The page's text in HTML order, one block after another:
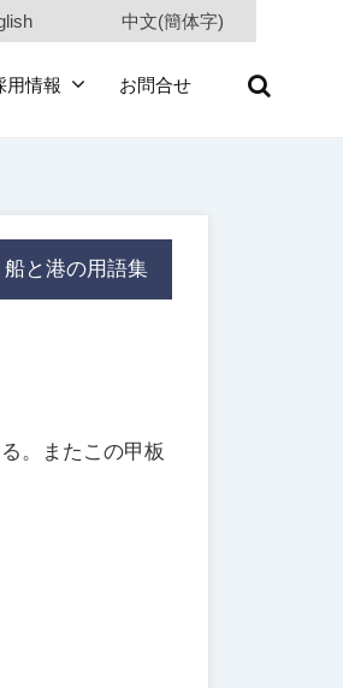
中文(簡体字)
用情報 お問合せ
船と港の用語集
。またこの甲板